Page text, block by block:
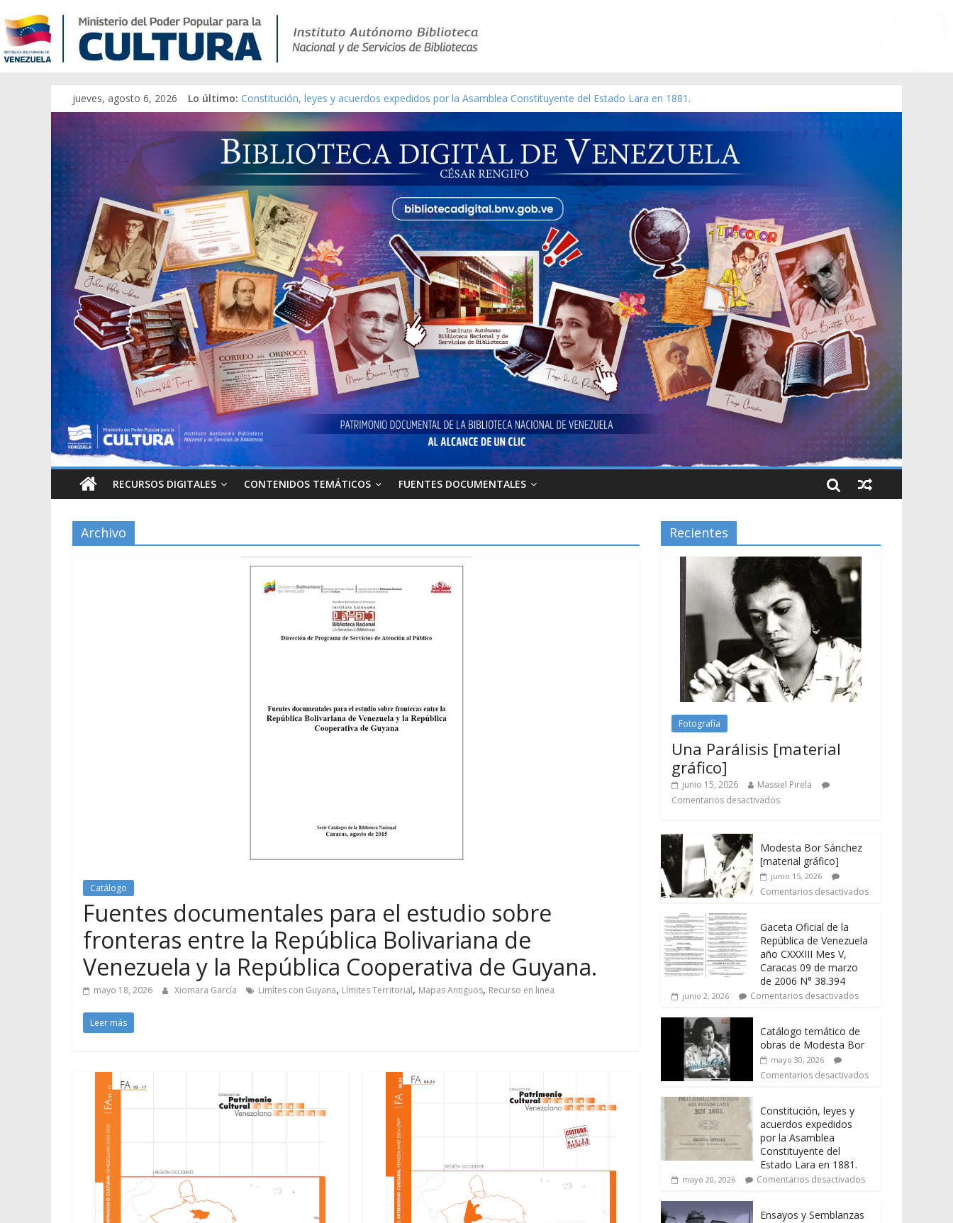
jueves, agosto 6, 2026 Lo último: Constitución, leyes y acuerdos expedidos por la Asamblea Constituyente del Estado Lara en 1881.
Una Parálisis [material gráfico]
Modesta Bor Sánchez [material gráfico]
Gaceta Oficial de la República de Venezuela año CXXXIII Mes V, Caracas 09 de marzo de 2006 N° 38.394
Catálogo temático de obras de Modesta Bor
RECURSOS DIGITALES CONTENIDOS TEMÁTICOS FUENTES DOCUMENTALES
Archivo
Catálogo
Fuentes documentales para el estudio sobre
fronteras entre la República Bolivariana de
Venezuela y la República Cooperativa de Guyana.
mayo 18, 2026 Xiomara García Limítes con Guyana, Límites Territorial, Mapas Antiguos, Recurso en linea
Leer más
Recientes
Fotografía
Una Parálisis [material
gráfico]
junio 15, 2026
Massiel Pirela
Comentarios desactivados
Modesta Bor Sánchez
[material gráfico]
junio 15, 2026
Comentarios desactivados
Gaceta Oficial de la
República de Venezuela
año CXXXIII Mes V,
Caracas 09 de marzo
de 2006 N° 38.394
junio 2, 2026 Comentarios desactivados
Catálogo temático de
obras de Modesta Bor
mayo 30, 2026
Comentarios desactivados
Constitución, leyes y
acuerdos expedidos
por la Asamblea
Constituyente del
Estado Lara en 1881.
mayo 20, 2026 Comentarios desactivados
Ensayos y Semblanzas